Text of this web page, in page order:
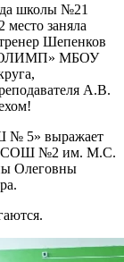
школы №21
место заняла
Шепенков
«ОЛИМП» МБОУ
А.В.
№ 5» выражает
СОШ №2 им. М.С.
Олеговны